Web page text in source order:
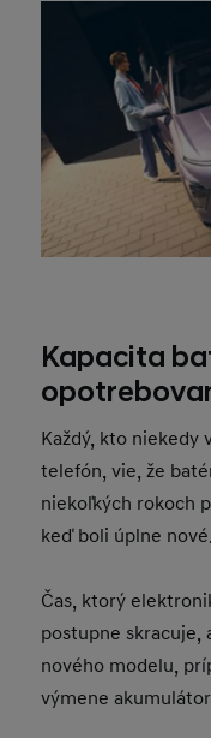
Kapacita
Každý, kto niekedy
telefón, vie, že
niekoľkých rokoch
keď boli úplne nové.
Čas, ktorý
postupne skracuje,
nového modelu,
výmene